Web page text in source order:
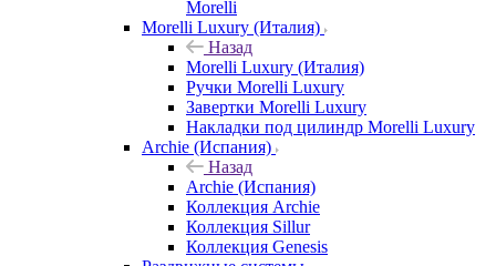
Morelli
Morelli Luxury (Италия)
Назад
Morelli Luxury (Италия)
Ручки Morelli Luxury
Завертки Morelli Luxury
Накладки под цилиндр Morelli Luxury
Archie (Испания)
Назад
Archie (Испания)
Коллекция Archie
Коллекция Sillur
Коллекция Genesis